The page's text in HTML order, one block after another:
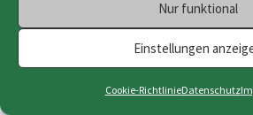
Nur funktional
Einstellungen
Cookie-RichtlinieDatenschutz